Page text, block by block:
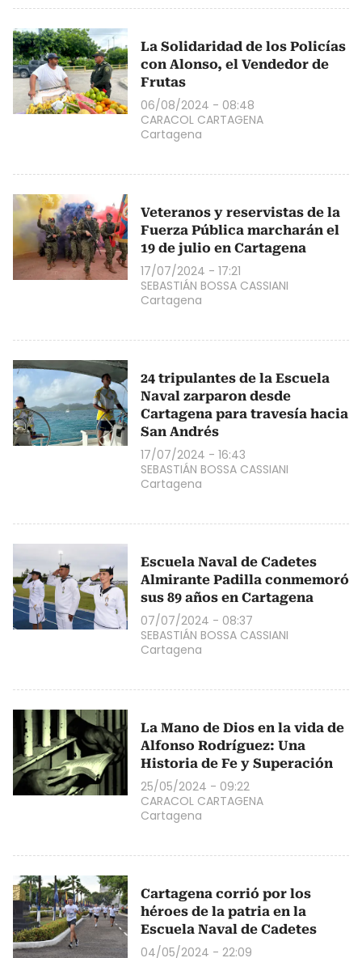
La Solidaridad de los Policías
con Alonso, el Vendedor de
Frutas
06/08/2024 - 08:48
CARACOL CARTAGENA
Cartagena
Veteranos y reservistas de la
Fuerza Pública marcharán el
19 de julio en Cartagena
17/07/2024 - 17:21
SEBASTIÁN BOSSA CASSIANI
Cartagena
24 tripulantes de la Escuela
Naval zarparon desde
Cartagena para travesía hacia
San Andrés
17/07/2024 - 16:43
SEBASTIÁN BOSSA CASSIANI
Cartagena
Escuela Naval de Cadetes
Almirante Padilla conmemoró
sus 89 años en Cartagena
07/07/2024 - 08:37
SEBASTIÁN BOSSA CASSIANI
Cartagena
La Mano de Dios en la vida de
Alfonso Rodríguez: Una
Historia de Fe y Superación
25/05/2024 - 09:22
CARACOL CARTAGENA
Cartagena
Cartagena corrió por los
héroes de la patria en la
Escuela Naval de Cadetes
04/05/2024 - 22:09